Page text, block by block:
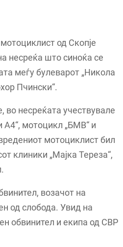
од Скопје
несреќа што синоќа се
меѓу булеварот „Никола
Пчински“.
несреќата учествувале
А4“, мотоцикл „БМВ“ и
мотоциклист бил
клиники „Мајка Тереза“,
возачот на
од слобода. Увид на
обвинител и екипа од СВР